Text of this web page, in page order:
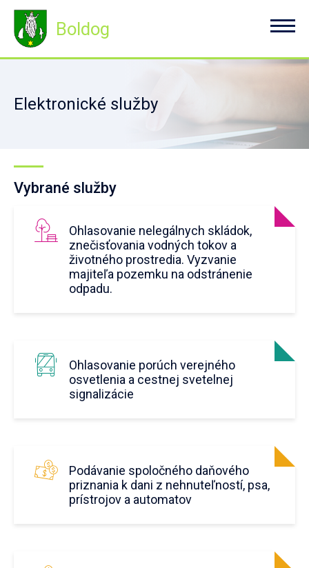
Boldog
Elektronické služby
Vybrané služby
Ohlasovanie nelegálnych skládok,
znečisťovania vodných tokov a
životného prostredia. Vyzvanie
majiteľa pozemku na odstránenie
odpadu.
Ohlasovanie porúch verejného
osvetlenia a cestnej svetelnej
signalizácie
Podávanie spoločného daňového
priznania k dani z nehnuteľností, psa,
prístrojov a automatov